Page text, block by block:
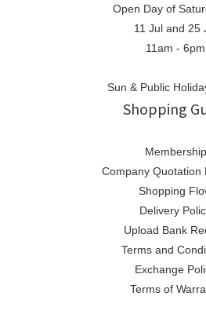
Open Day of
11 Jul and 25
11am - 6pm
Sun & Public
Shopping
Membership
Company Quotation
Shopping
Delivery
Upload Bank
Terms and
Exchange
Terms of